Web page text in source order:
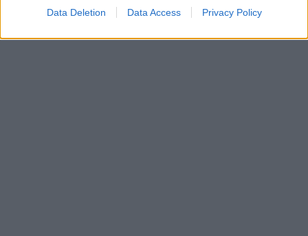
Data Deletion Data Access Privacy Policy